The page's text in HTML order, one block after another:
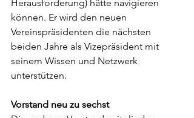
Herausforderung) hätte navigieren
können. Er wird den neuen
Vereinspräsidenten die nächsten
beiden Jahre als Vizepräsident mit
seinem Wissen und Netzwerk
unterstützen.
Vorstand neu zu sechst